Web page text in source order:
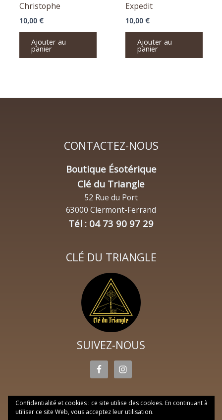
Christophe
10,00 €
Ajouter au
panier
Expedit
10,00 €
Ajouter au
panier
CONTACTEZ-NOUS
Boutique Ésotérique
Clé du Triangle
52 Rue du Port
63000 Clermont-Ferrand
Tél : 04 73 90 97 29
CLÉ DU TRIANGLE
SUIVEZ-NOUS
Confidentialité et cookies : ce site utilise des cookies. En continuant à
utiliser ce site Web, vous acceptez leur utilisation.